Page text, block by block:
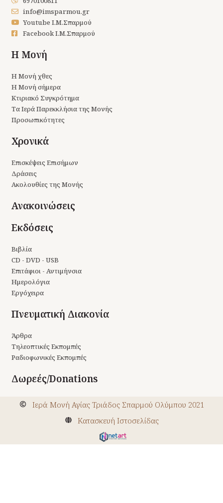
info@imsparmou.gr
Youtube Ι.Μ.Σπαρμού
Facebook Ι.Μ.Σπαρμού
Η Μονή
Η Μονή χθες
Η Μονή σήμερα
Κτιριακό Συγκρότημα
Τα Ιερά Παρεκκλήσια της Μονής
Προσωπικότητες
Χρονικά
Επισκέψεις Επισήμων
Δράσεις
Ακολουθίες της Μονής
Ανακοινώσεις
Εκδόσεις
Βιβλία
CD - DVD - USB
Επιτάφιοι - Αντιμήνσια
Ημερολόγια
Εργόχειρα
Πνευματική Διακονία
Άρθρα
Τηλεοπτικές Εκπομπές
Ραδιοφωνικές Εκπομπές
Δωρεές/Donations
Ιερά Μονή Αγίας Τριάδος Σπαρμού Ολύμπου 2021
Kατασκευή Ιστοσελίδας